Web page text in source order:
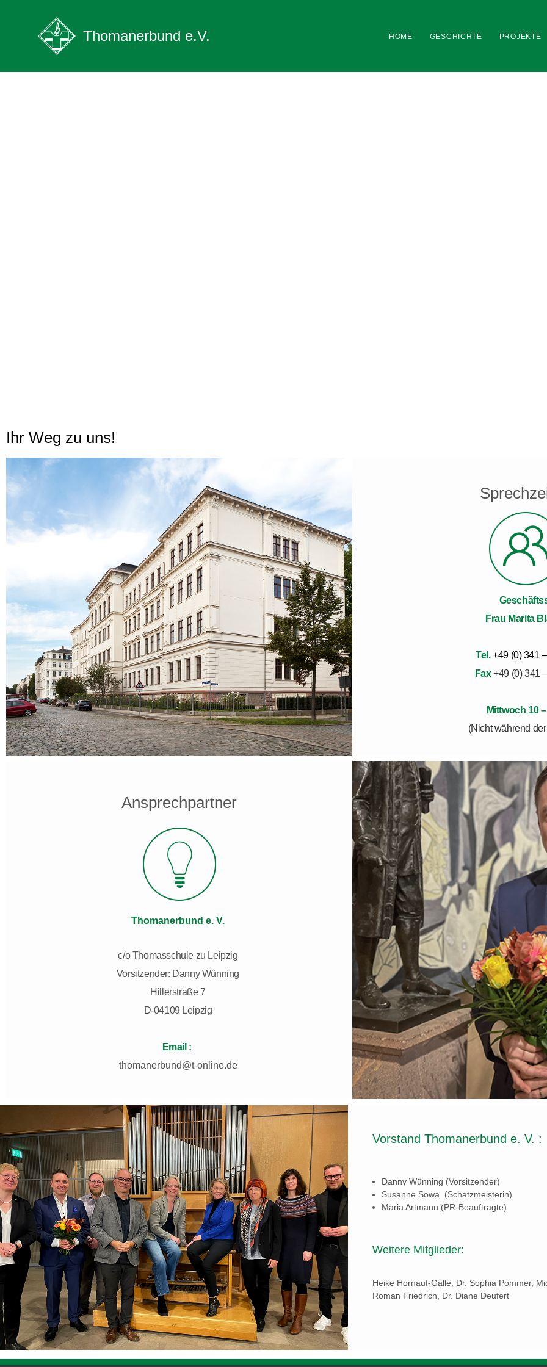
Thomanerbund e.V. HOME GESCHICHTE PROJEKTE
Ihr Weg zu uns!
Frau Marita
Tel.+49 (0) 341
Fax+49 (0) 341
Mittwoch 10
(Nicht während
Ansprechpartner
Thomanerbund e. V.
c/o Thomasschule zu Leipzig
Vorsitzender: Danny Wünning
Hillerstraße 7
D-04109 Leipzig
Email :
thomanerbund@t-online.de
Vorstand Thomanerbund e. V. :
Danny Wünning (Vorsitzender)
Susanne Sowa (Schatzmeisterin)
Maria Artmann (PR-Beauftragte)
Weitere Mitglieder:
Heike Hornauf-Galle, Dr. Sophia Pommer,
Roman Friedrich, Dr. Diane